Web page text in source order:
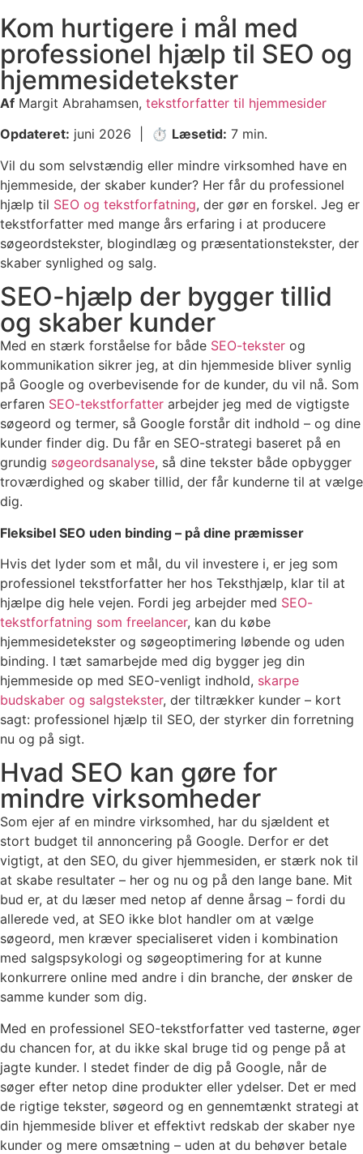
Kom hurtigere i mål med
professionel hjælp til SEO og
hjemmesidetekster
Af Margit Abrahamsen, tekstforfatter til hjemmesider
Opdateret: juni 2026 | ⏱️ Læsetid: 7 min.
Vil du som selvstændig eller mindre virksomhed have en
hjemmeside, der skaber kunder? Her får du professionel
hjælp til SEO og tekstforfatning, der gør en forskel. Jeg er
tekstforfatter med mange års erfaring i at producere
søgeordstekster, blogindlæg og præsentationstekster, der
skaber synlighed og salg.
SEO-hjælp der bygger tillid
og skaber kunder
Med en stærk forståelse for både SEO-tekster og
kommunikation sikrer jeg, at din hjemmeside bliver synlig
på Google og overbevisende for de kunder, du vil nå. Som
erfaren SEO-tekstforfatter arbejder jeg med de vigtigste
søgeord og termer, så Google forstår dit indhold – og dine
kunder finder dig. Du får en SEO-strategi baseret på en
grundig søgeordsanalyse, så dine tekster både opbygger
troværdighed og skaber tillid, der får kunderne til at vælge
dig.
Fleksibel SEO uden binding – på dine præmisser
Hvis det lyder som et mål, du vil investere i, er jeg som
professionel tekstforfatter her hos Teksthjælp, klar til at
hjælpe dig hele vejen. Fordi jeg arbejder med SEO-
tekstforfatning som freelancer, kan du købe
hjemmesidetekster og søgeoptimering løbende og uden
binding. I tæt samarbejde med dig bygger jeg din
hjemmeside op med SEO-venligt indhold, skarpe
budskaber og salgstekster, der tiltrækker kunder – kort
sagt: professionel hjælp til SEO, der styrker din forretning
nu og på sigt.
Hvad SEO kan gøre for
mindre virksomheder
Som ejer af en mindre virksomhed, har du sjældent et
stort budget til annoncering på Google. Derfor er det
vigtigt, at den SEO, du giver hjemmesiden, er stærk nok til
at skabe resultater – her og nu og på den lange bane. Mit
bud er, at du læser med netop af denne årsag – fordi du
allerede ved, at SEO ikke blot handler om at vælge
søgeord, men kræver specialiseret viden i kombination
med salgspsykologi og søgeoptimering for at kunne
konkurrere online med andre i din branche, der ønsker de
samme kunder som dig.
Med en professionel SEO-tekstforfatter ved tasterne, øger
du chancen for, at du ikke skal bruge tid og penge på at
jagte kunder. I stedet finder de dig på Google, når de
søger efter netop dine produkter eller ydelser. Det er med
de rigtige tekster, søgeord og en gennemtænkt strategi at
din hjemmeside bliver et effektivt redskab der skaber nye
kunder og mere omsætning – uden at du behøver betale